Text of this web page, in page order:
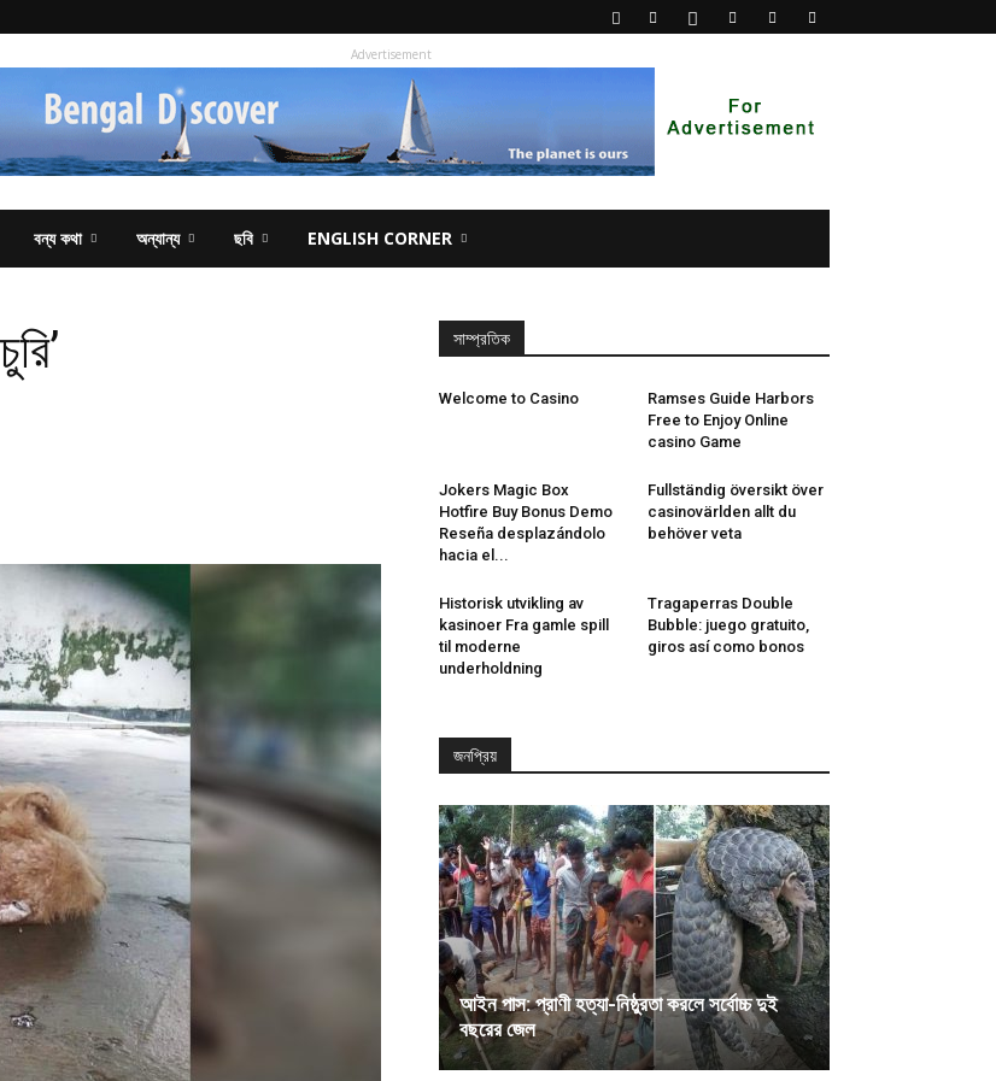
Advertisement
বন্য কথা অন্যান্য ছবি ENGLISH CORNER
সাম্প্রতিক
Welcome to Casino
Ramses Guide Harbors
Free to Enjoy Online
casino Game
Jokers Magic Box
Hotfire Buy Bonus Demo
Reseña desplazándolo
hacia el...
Fullständig översikt över
casinovärlden allt du
behöver veta
Historisk utvikling av
kasinoer Fra gamle spill
til moderne
underholdning
Tragaperras Double
Bubble: juego gratuito,
giros así­ como bonos
জনপ্রিয়
আইন পাস: প্রাণী হত্যা-নিষ্ঠুরতা করলে সর্বোচ্চ দুই
বছরের জেল